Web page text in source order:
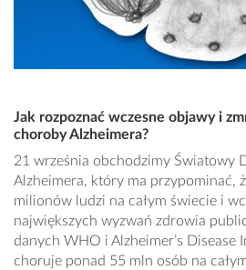
Jak rozpoznać wczesne objawy i
choroby Alzheimera?
21 września obchodzimy Światowy
Alzheimera, który ma przypominać,
milionów ludzi na całym świecie i
największych wyzwań zdrowia
danych WHO i Alzheimer’s Disease
choruje ponad 55 mln osób na